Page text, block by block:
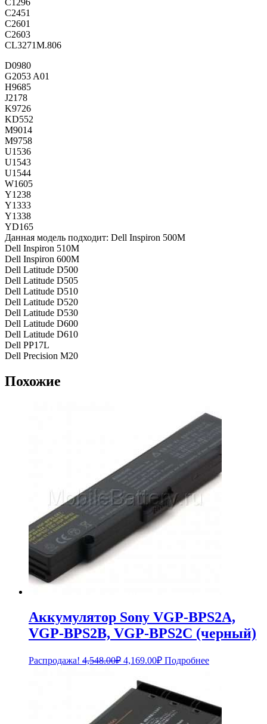
C1296
C2451
C2601
C2603
CL3271M.806
D0980
G2053 A01
H9685
J2178
K9726
KD552
M9014
M9758
U1536
U1543
U1544
W1605
Y1238
Y1333
Y1338
YD165
Данная модель подходит: Dell Inspiron 500M
Dell Inspiron 510M
Dell Inspiron 600M
Dell Latitude D500
Dell Latitude D505
Dell Latitude D510
Dell Latitude D520
Dell Latitude D530
Dell Latitude D600
Dell Latitude D610
Dell PP17L
Dell Precision M20
Похожие
Аккумулятор Sony VGP-BPS2A,
VGP-BPS2B, VGP-BPS2C (черный)
Распродажа! 4,548.00₽ Первоначальная
составляла
4,548.00₽.
4,169.00₽Текущая
цена:
Подробнее